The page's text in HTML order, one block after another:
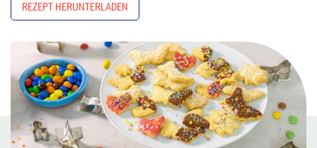
REZEPT HERUNTERLADEN